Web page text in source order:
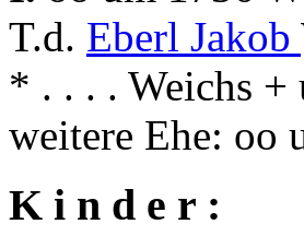
T.d. Eberl Jakob
* . . . . Weichs +
weitere Ehe: oo
K i n d e r :